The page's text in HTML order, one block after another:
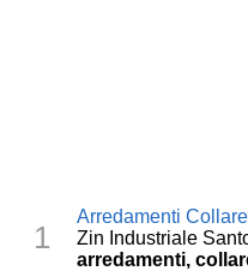
1
Arredamenti
Zin Industriale
arredamenti,